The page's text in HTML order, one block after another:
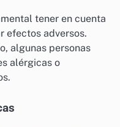
tener en cuenta
efectos adversos.
algunas personas
alérgicas o